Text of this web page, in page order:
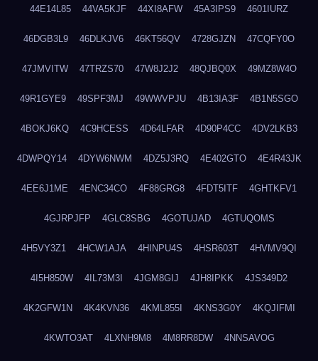
44E14L85 44VA5KJF 44XI8AFW 45A3IPS9 4601IURZ
46DGB3L9 46DLKJV6 46KT56QV 4728GJZN 47CQFY0O
47JMVITW 47TRZS70 47W8J2J2 48QJBQ0X 49MZ8W4O
49R1GYE9 49SPF3MJ 49WWVPJU 4B13IA3F 4B1N5SGO
4BOKJ6KQ 4C9HCESS 4D64LFAR 4D90P4CC 4DV2LKB3
4DWPQY14 4DYW6NWM 4DZ5J3RQ 4E402GTO 4E4R43JK
4EE6J1ME 4ENC34CO 4F88GRG8 4FDT5ITF 4GHTKFV1
4GJRPJFP 4GLC8SBG 4GOTUJAD 4GTUQOMS
4H5VY3Z1 4HCW1AJA 4HINPU4S 4HSR603T 4HVMV9QI
4I5H850W 4IL73M3I 4JGM8GIJ 4JH8IPKK 4JS349D2
4K2GFW1N 4K4KVN36 4KML855I 4KNS3G0Y 4KQJIFMI
4KWTO3AT 4LXNH9M8 4M8RR8DW 4NNSAVOG